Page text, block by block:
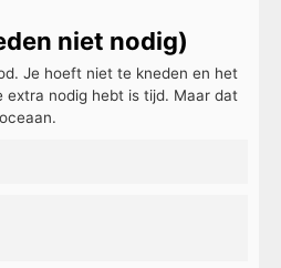
niet nodig)
Je hoeft niet te kneden en het
extra nodig hebt is tijd. Maar dat